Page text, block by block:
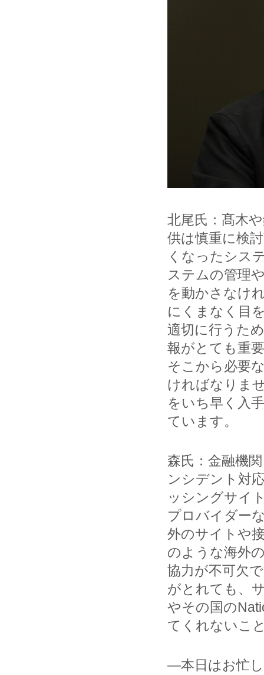
北尾氏：髙木
供は慎重に検
くなったシス
ステムの管理
を動かさなけ
にくまなく目
適切に行うた
報がとても重
そこから必要
ければなりま
をいち早く入
ています。
森氏：金融機
ンシデント対
ッシングサイ
プロバイダー
外のサイトや
のような海外
協力が不可欠
がとれても、
やその国の
てくれないこ
―本日はお忙